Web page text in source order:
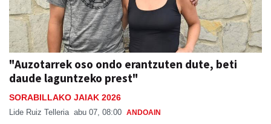
"Auzotarrek oso ondo erantzuten dute, beti
daude laguntzeko prest"
SORABILLAKO JAIAK 2026
Lide Ruiz Telleria abu 07, 08:00 ANDOAIN